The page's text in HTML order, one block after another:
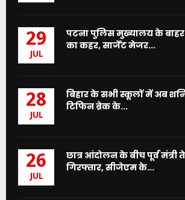
29
JUL
पटना पुलिस मुख्यालय के
का कहर, सार्जेंट मेजर...
28
JUL
बिहार के सभी स्कूलों में अब
टिफिन ब्रेक के...
26
JUL
छात्र आंदोलन के बीच पूर्व मंत्री
गिरफ्तार, सीजेएम के...